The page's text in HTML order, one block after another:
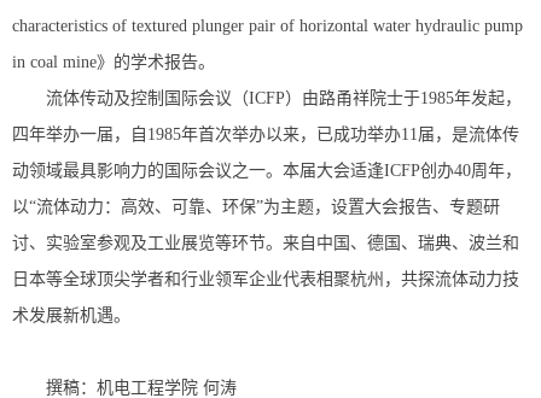
characteristics of textured plunger pair of horizontal water hydraulic pump
in coal mine》的学术报告。
流体传动及控制国际会议（ICFP）由路甬祥院士于1985年发起，
四年举办一届，自1985年首次举办以来，已成功举办11届，是流体传
动领域最具影响力的国际会议之一。本届大会适逢ICFP创办40周年，
以“流体动力：高效、可靠、环保”为主题，设置大会报告、专题研
讨、实验室参观及工业展览等环节。来自中国、德国、瑞典、波兰和
日本等全球顶尖学者和行业领军企业代表相聚杭州，共探流体动力技
术发展新机遇。
撰稿：机电工程学院 何涛